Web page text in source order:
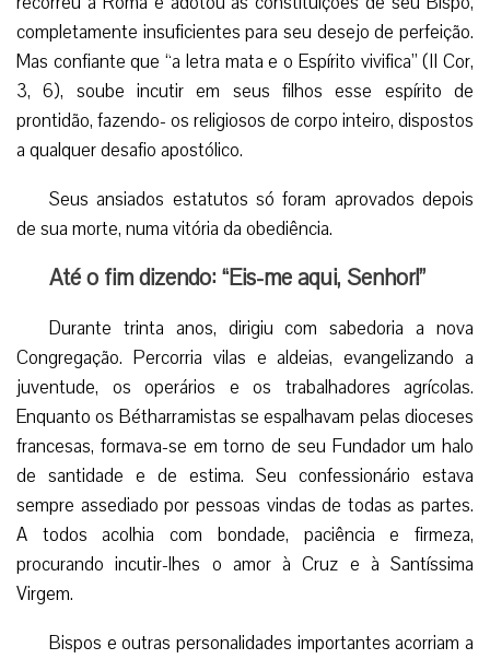
obediência
absoluta, simplicidade perfeita, mansidão inalterável! Esses
sacerdotes seriam uma verdadeira patrulhamóvel de
soldados de elite, prontos a correr ao primeiro sinal dos
chefes, para onde fossem chamados, até, e sobretudo, para
os ministérios mais difíceis, recusados por outros”.6 E que
sempre tivessem presente que é “maldito aquele que faz
com negligência a obra do Senhor!” (Jr 48, 10).
Com a certeza de ser essa a vontade de Deus, reuniu
seu apelo missionário e comeles fundou, na pobreza
absoluta, a Congregação dos Sacerdotes do Sagrado
Coração de Jesus de Bétharram. Em 1835, todos fizeram
em suas mãos os votos de pobreza e obediência, além de
renovar o de castidade, e o escolheram para Superior do
novo Instituto.
São Miguel visava compor uns estatutos que dessem à
sua Congregação – com o selo da aprovação romana – a
solidez e estabilidade das regras canônicas, bem como a
apostólicas. Mas estes foram redigidos pelo novoBispo